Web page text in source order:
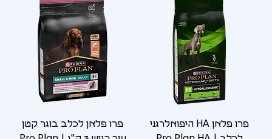
פרו פלאן HA היפואלרגני
פרו פלאן לכלב בוגר קטן